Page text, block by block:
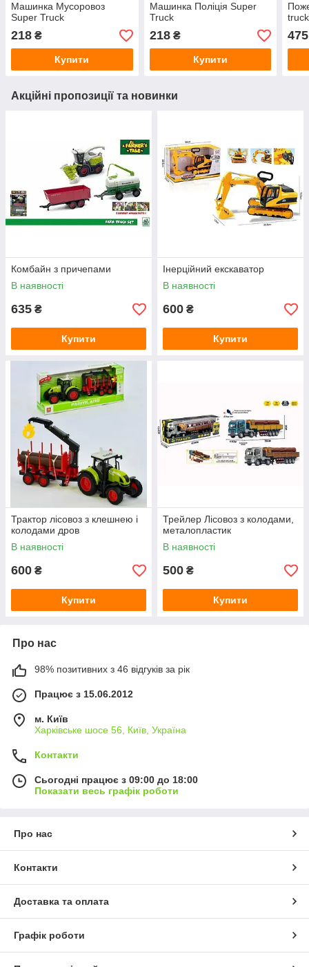
Машинка Мусоровоз
Super Truck
218 ₴
Купити
Машинка Поліція Super
Truck
218₴
Купити
475
Акційні пропозиції та новинки
Комбайн з причепами
В наявності
635 ₴
Купити
Інерційний екскаватор
В наявності
600 ₴
Купити
Трактор лісовоз з клешнею і
колодами дров
В наявності
600 ₴
Купити
Трейлер Лісовоз з колодами,
металопластик
В наявності
500 ₴
Купити
Про нас
98% позитивних з 46 відгуків за рік
Працює з 15.06.2012
м. Київ
Харківське шосе 56, Київ, Україна
Контакти
Сьогодні працює з 09:00 до 18:00
Показати весь графік роботи
Про нас
Контакти
Доставка та оплата
Графік роботи